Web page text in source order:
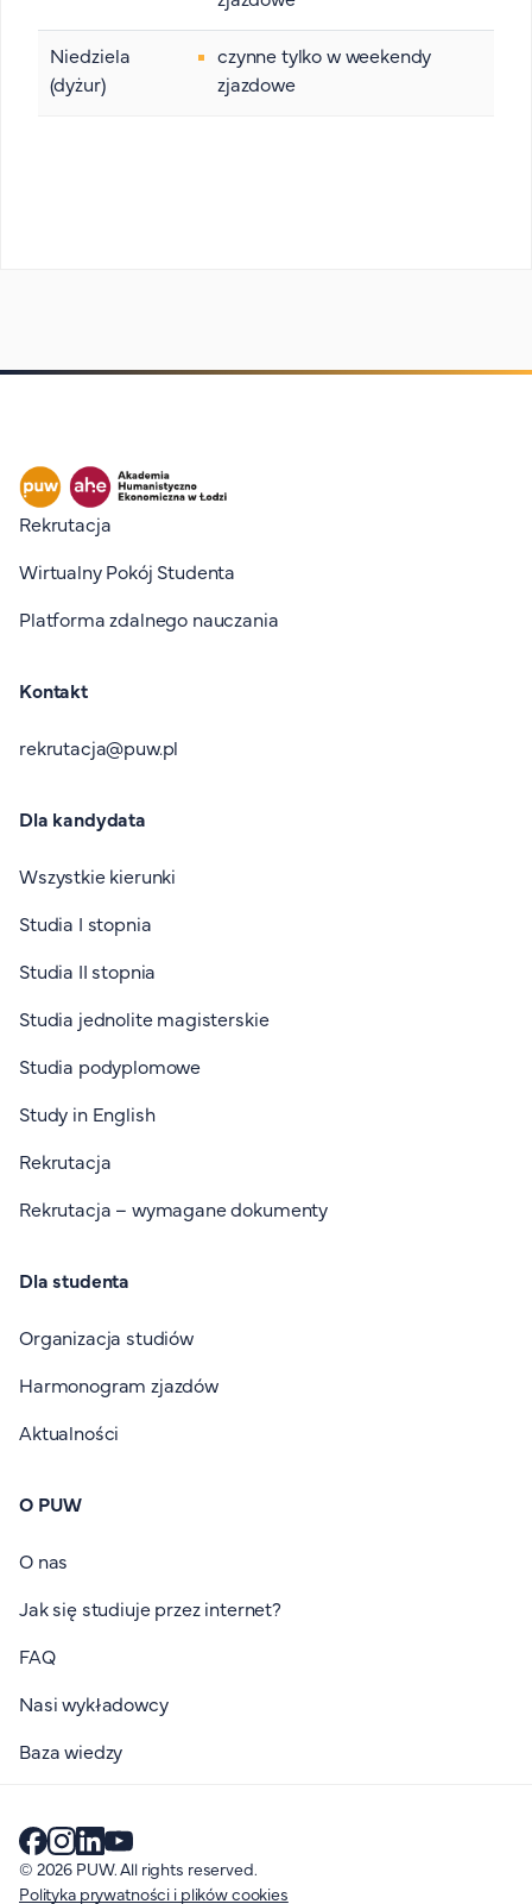
Niedziela
(dyżur)
czynne tylko w weekendy
zjazdowe
Stopka I
Rekrutacja
Wirtualny Pokój Studenta
Platforma zdalnego nauczania
Kontakt
rekrutacja@puw.pl
Dla kandydata
Wszystkie kierunki
Studia I stopnia
Studia II stopnia
Studia jednolite magisterskie
Studia podyplomowe
Study in English
Rekrutacja
Rekrutacja – wymagane dokumenty
Dla studenta
Organizacja studiów
Harmonogram zjazdów
Aktualności
O PUW
O nas
Jak się studiuje przez internet?
FAQ
Nasi wykładowcy
Baza wiedzy
© 2026 PUW. All rights reserved.
Polityka prywatności i plików cookies